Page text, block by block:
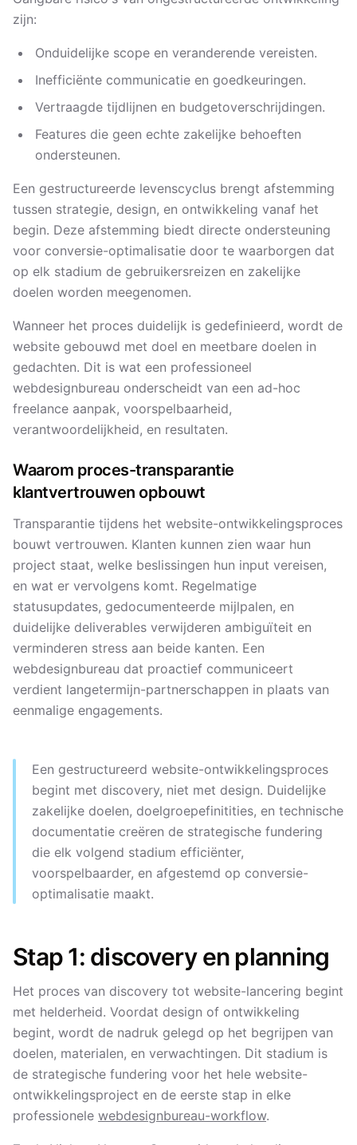
zijn:
Onduidelijke scope en veranderende vereisten.
Inefficiënte communicatie en goedkeuringen.
Vertraagde tijdlijnen en budgetoverschrijdingen.
Features die geen echte zakelijke behoeften
ondersteunen.
Een gestructureerde levenscyclus brengt afstemming
tussen strategie, design, en ontwikkeling vanaf het
begin. Deze afstemming biedt directe ondersteuning
voor conversie-optimalisatie door te waarborgen dat
op elk stadium de gebruikersreizen en zakelijke
doelen worden meegenomen.
Wanneer het proces duidelijk is gedefinieerd, wordt de
website gebouwd met doel en meetbare doelen in
gedachten. Dit is wat een professioneel
webdesignbureau onderscheidt van een ad-hoc
freelance aanpak, voorspelbaarheid,
verantwoordelijkheid, en resultaten.
Waarom proces-transparantie
klantvertrouwen opbouwt
Transparantie tijdens het website-ontwikkelingsproces
bouwt vertrouwen. Klanten kunnen zien waar hun
project staat, welke beslissingen hun input vereisen,
en wat er vervolgens komt. Regelmatige
statusupdates, gedocumenteerde mijlpalen, en
duidelijke deliverables verwijderen ambiguïteit en
verminderen stress aan beide kanten. Een
webdesignbureau dat proactief communiceert
verdient langetermijn-partnerschappen in plaats van
eenmalige engagements.
Een gestructureerd website-ontwikkelingsproces
begint met discovery, niet met design. Duidelijke
zakelijke doelen, doelgroepefinitities, en technische
documentatie creëren de strategische fundering
die elk volgend stadium efficiënter,
voorspelbaarder, en afgestemd op conversie-
optimalisatie maakt.
Stap 1: discovery en planning
Het proces van discovery tot website-lancering begint
met helderheid. Voordat design of ontwikkeling
begint, wordt de nadruk gelegd op het begrijpen van
doelen, materialen, en verwachtingen. Dit stadium is
de strategische fundering voor het hele website-
ontwikkelingsproject en de eerste stap in elke
professionele webdesignbureau-workflow.